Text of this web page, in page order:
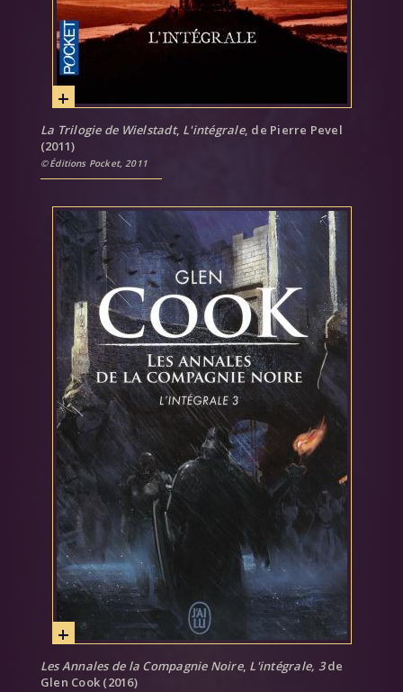
La Trilogie de Wielstadt, L'intégrale, de Pierre Pevel
(2011)
Éditions Pocket, 2011
Les Annales de la Compagnie Noire, L'intégrale, 3de
Glen Cook (2016)